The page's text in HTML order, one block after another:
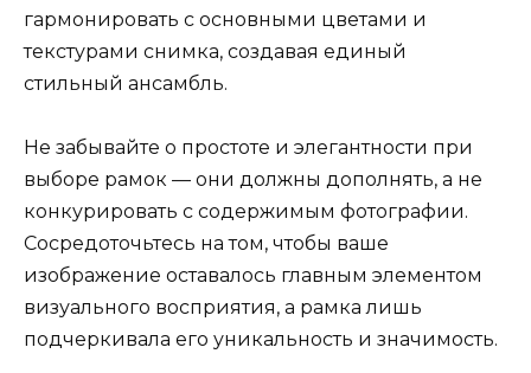
гармонировать с основными цветами и
текстурами снимка, создавая единый
стильный ансамбль.
Не забывайте о простоте и элегантности при
выборе рамок — они должны дополнять, а не
конкурировать с содержимым фотографии.
Сосредоточьтесь на том, чтобы ваше
изображение оставалось главным элементом
визуального восприятия, а рамка лишь
подчеркивала его уникальность и значимость.